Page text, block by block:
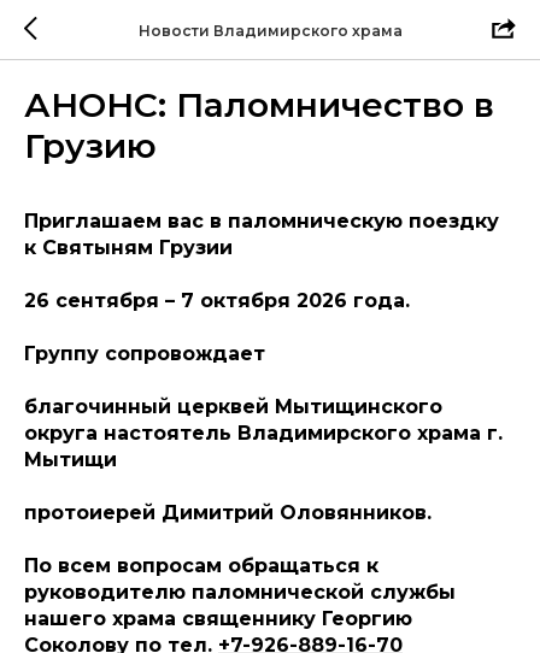
Новости Владимирского храма
АНОНС: Паломничество в
Грузию
Приглашаем вас в паломническую поездку
к Святыням Грузии
26 сентября – 7 октября 2026 года.
Группу сопровождает
благочинный церквей Мытищинского
округа настоятель Владимирского храма г.
Мытищи
протоиерей Димитрий Оловянников.
По всем вопросам обращаться к
руководителю паломнической службы
нашего храма священнику Георгию
Соколову по тел. +7-926-889-16-70